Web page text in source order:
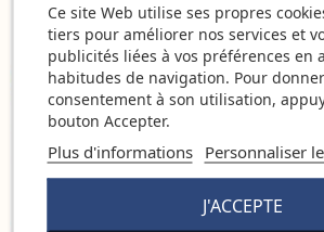
Ce site Web utilise ses propres
tiers pour améliorer nos services et
publicités liées à vos préférences en
habitudes de navigation. Pour
consentement à son utilisation,
bouton Accepter.
Plus d'informations Personnaliser
J'ACCEPTE